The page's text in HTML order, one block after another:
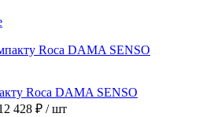
Roca DAMA SENSO
428 ₽ / шт